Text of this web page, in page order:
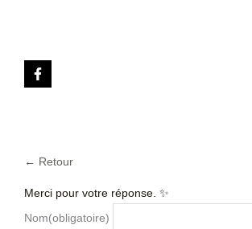
← Retour
Merci pour votre réponse. ✨
Nom(obligatoire)